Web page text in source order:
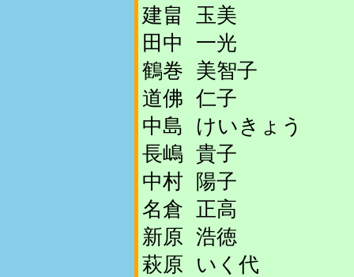
建畠 玉美
田中 一光
鶴巻 美智子
道佛 仁子
中島 けいきょう
長嶋 貴子
中村 陽子
名倉 正高
新原 浩徳
萩原 いく代